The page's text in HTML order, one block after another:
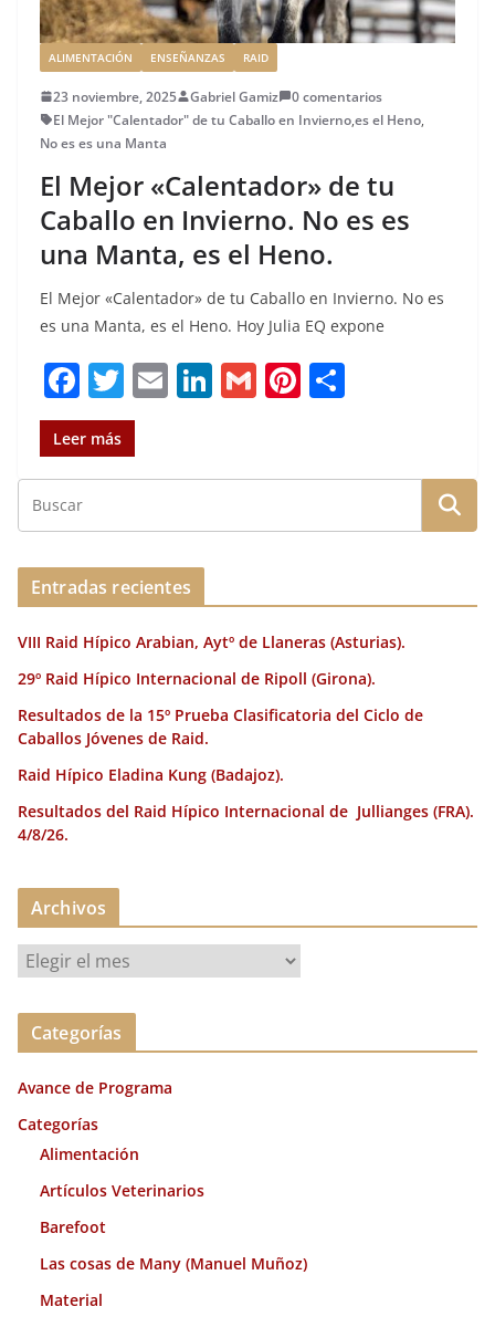
ALIMENTACIÓN ENSEÑANZAS RAID
23 noviembre, 2025 Gabriel Gamiz
0 comentarios
El Mejor "Calentador" de tu Caballo en Invierno,es el Heno,
No es es una Manta
El Mejor «Calentador» de tu
Caballo en Invierno. No es es
una Manta, es el Heno.
El Mejor «Calentador» de tu Caballo en Invierno. No es
es una Manta, es el Heno. Hoy Julia EQ expone
F
a
c
e
b
o
o
k
T
w
it
te
r
E
m
l
Li
n
e
dI
G
m
l
Pi
n
re
st
p
a
Leer más
Entradas recientes
VIII Raid Hípico Arabian, Aytº de Llaneras (Asturias).
29º Raid Hípico Internacional de Ripoll (Girona).
Resultados de la 15º Prueba Clasificatoria del Ciclo de
Caballos Jóvenes de Raid.
Raid Hípico Eladina Kung (Badajoz).
Resultados del Raid Hípico Internacional de Jullianges (FRA).
4/8/26.
Archivos
r
c
v
o
Categorías
Avance de Programa
Categorías
Alimentación
Artículos Veterinarios
Barefoot
Las cosas de Many (Manuel Muñoz)
Material